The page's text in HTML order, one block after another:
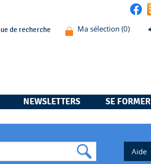
de recherche
NEWSLETTERS SE FORMER